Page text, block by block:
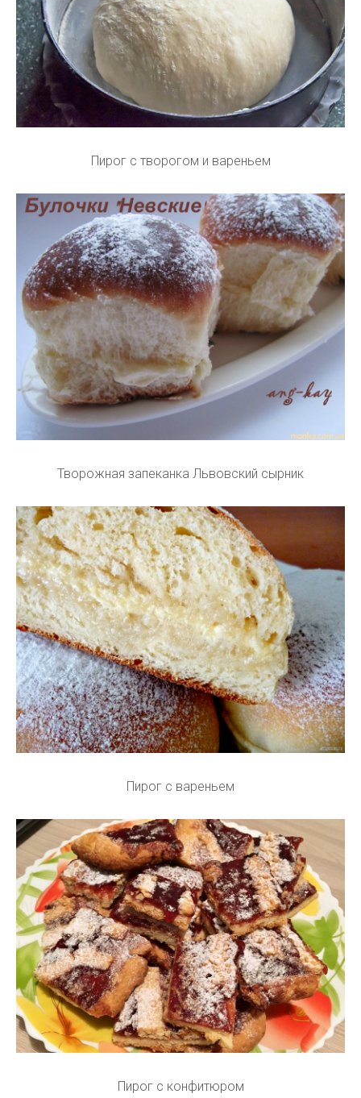
Пирог с творогом и вареньем
Творожная запеканка Львовский сырник
Пирог с вареньем
Пирог с конфитюром